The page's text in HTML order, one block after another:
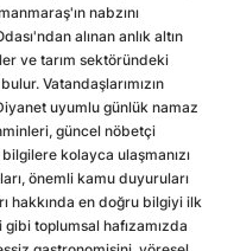
nabzını
alınan anlık altın
ve tarım sektöründeki
Vatandaşlarımızın
uyumlu günlük namaz
güncel nöbetçi
kolayca ulaşmanızı
önemli kamu duyuruları
hakkında en doğru bilgiyi ilk
toplumsal hafızamızda